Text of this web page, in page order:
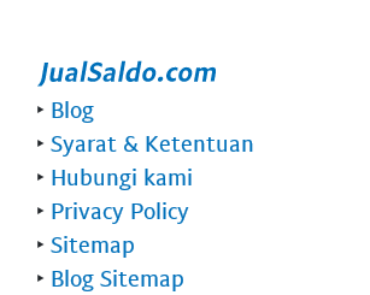
‣ Blog
‣ Syarat & Ketentuan
‣ Hubungi kami
‣ Privacy Policy
‣ Sitemap
‣ Blog Sitemap